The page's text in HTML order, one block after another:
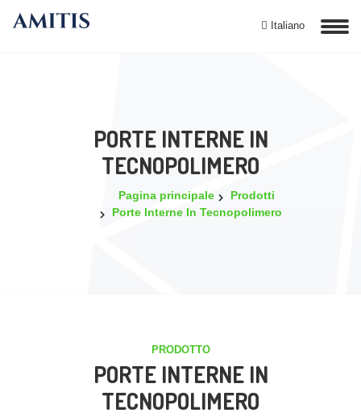
Italiano
PORTE INTERNE IN
TECNOPOLIMERO
Pagina principale
Prodotti
Porte Interne In Tecnopolimero
PRODOTTO
PORTE INTERNE IN
TECNOPOLIMERO